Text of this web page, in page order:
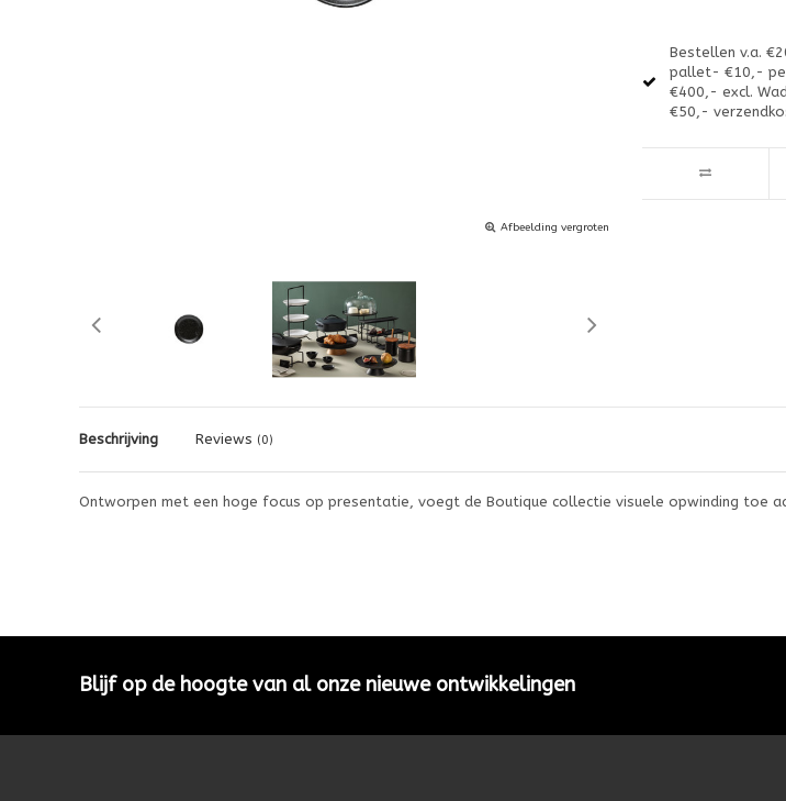
Afbeelding vergroten
Bestellen v.a.
pallet- €10,-
€400,- excl.
€50,-
Beschrijving Reviews (0)
Ontworpen met een hoge focus op presentatie, voegt de Boutique collectie visuele opwinding toe
Blijf op de hoogte van al onze nieuwe ontwikkelingen